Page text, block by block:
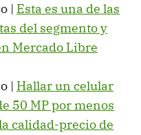
| Esta es una de las
del segmento y
Mercado Libre
| Hallar un celular
50 MP por menos
calidad-precio de